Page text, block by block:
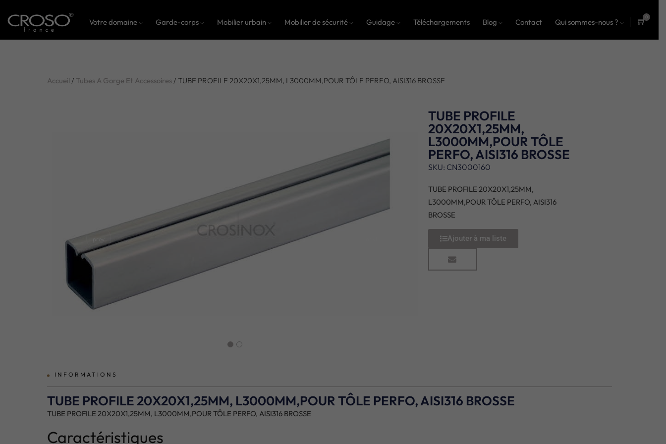
Votre domaine Garde-corps Mobilier urbain Mobilier de sécurité Guidage Téléchargements Blog Contact Qui sommes-nous ?
0
Accueil / Tubes A Gorge Et Accessoires/ TUBE PROFILE 20X20X1,25MM, L3000MM,POUR TÔLE PERFO, AISI316 BROSSE
TUBE PROFILE
20X20X1,25MM,
L3000MM,POUR TÔLE
PERFO, AISI316 BROSSE
SKU: CN3000160
TUBE PROFILE 20X20X1,25MM,
L3000MM,POUR TÔLE PERFO, AISI316
BROSSE
Ajouter à ma liste
INFORMATIONS
TUBE PROFILE 20X20X1,25MM, L3000MM,POUR TÔLE PERFO, AISI316 BROSSE
TUBE PROFILE 20X20X1,25MM, L3000MM,POUR TÔLE PERFO, AISI316 BROSSE
Caractéristiques